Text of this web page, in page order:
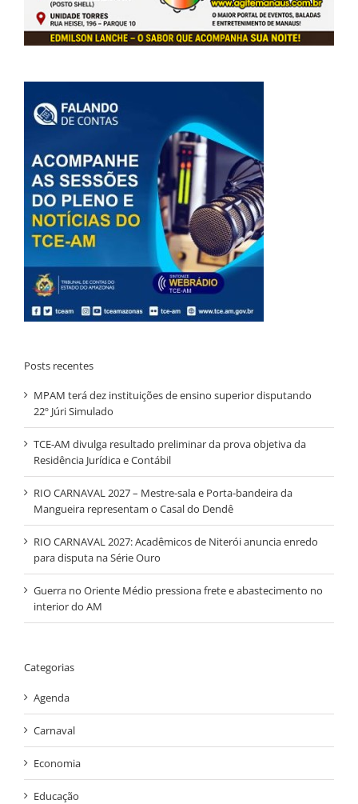
Posts recentes
MPAM terá dez instituições de ensino superior disputando
22º Júri Simulado
TCE-AM divulga resultado preliminar da prova objetiva da
Residência Jurídica e Contábil
RIO CARNAVAL 2027 – Mestre-sala e Porta-bandeira da
Mangueira representam o Casal do Dendê
RIO CARNAVAL 2027: Acadêmicos de Niterói anuncia enredo
para disputa na Série Ouro
Guerra no Oriente Médio pressiona frete e abastecimento no
interior do AM
Categorias
Agenda
Carnaval
Economia
Educação